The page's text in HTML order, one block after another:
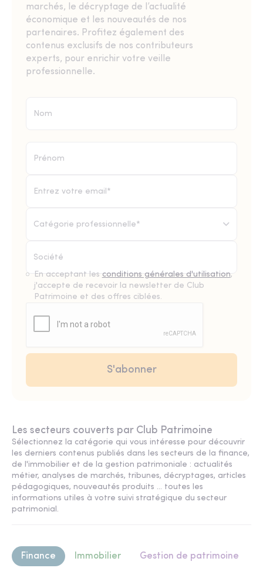
marchés, le décryptage de l’actualité
économique et les nouveautés de nos
partenaires. Profitez également des
contenus exclusifs de nos contributeurs
experts, pour enrichir votre veille
professionnelle.
Catégorie professionnelle*
En acceptant les conditions générales d'utilisation,
j'accepte de recevoir la newsletter de Club
Patrimoine et des offres ciblées.
Les secteurs couverts par Club Patrimoine
Sélectionnez la catégorie qui vous intéresse pour découvrir
les derniers contenus publiés dans les secteurs de la finance,
de l'immobilier et de la gestion patrimoniale : actualités
métier, analyses de marchés, tribunes, décryptages, articles
pédagogiques, nouveautés produits ... toutes les
informations utiles à votre suivi stratégique du secteur
patrimonial.
Finance Immobilier Gestion de patrimoine